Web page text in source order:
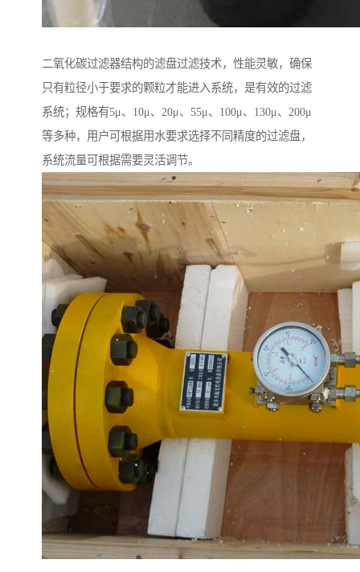
二氧化碳过滤器结构的滤盘过滤技术，性能灵敏，确保
只有粒径小于要求的颗粒才能进入系统，是有效的过滤
系统；规格有5μ、10μ、20μ、55μ、100μ、130μ、200μ
等多种，用户可根据用水要求选择不同精度的过滤盘，
系统流量可根据需要灵活调节。